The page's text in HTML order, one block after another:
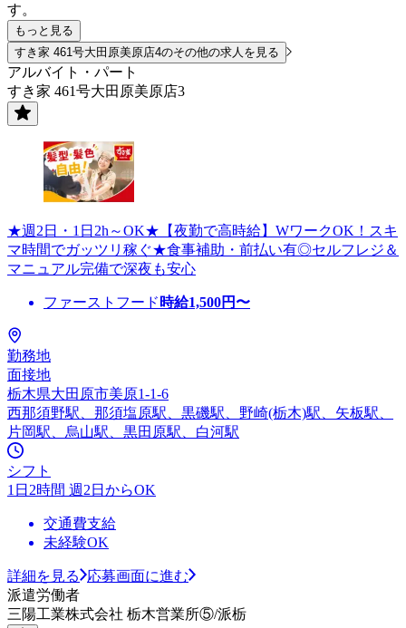
す。
もっと見る
すき家 461号大田原美原店4のその他の求人を見る
アルバイト・パート
すき家 461号大田原美原店3
★週2日・1日2h～OK★【夜勤で高時給】WワークOK！スキ
マ時間でガッツリ稼ぐ★食事補助・前払い有◎セルフレジ＆
マニュアル完備で深夜も安心
ファーストフード 時給1,500円〜
勤務地
面接地
栃木県大田原市美原1-1-6
西那須野駅、那須塩原駅、黒磯駅、野崎(栃木)駅、矢板駅、
片岡駅、烏山駅、黒田原駅、白河駅
シフト
1日2時間 週2日からOK
交通費支給
未経験OK
詳細を見る
応募画面に進む
派遣労働者
三陽工業株式会社 栃木営業所⑤/派栃